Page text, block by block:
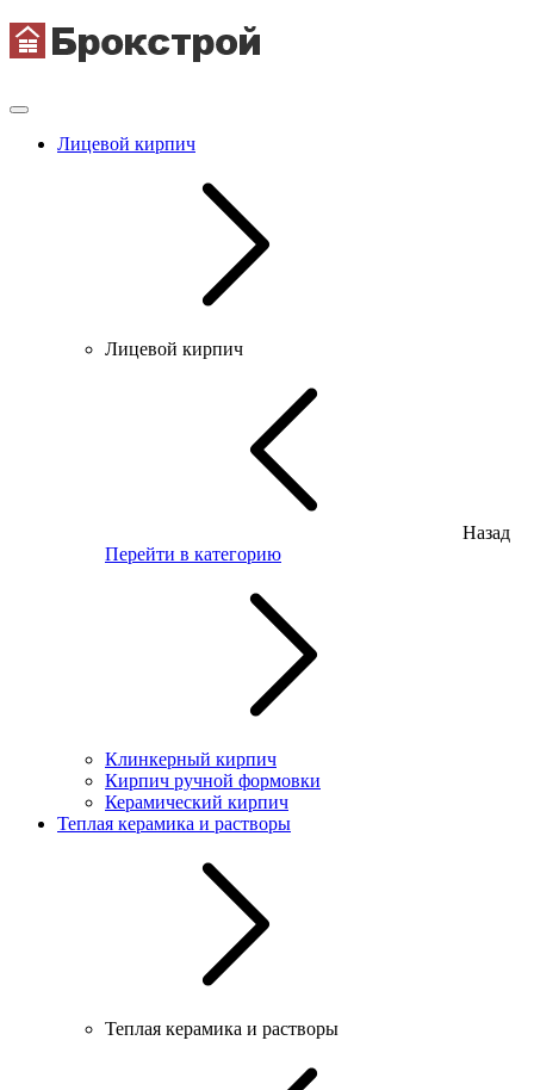
Лицевой кирпич
Лицевой кирпич
Назад
Перейти в категорию
Клинкерный кирпич
Кирпич ручной формовки
Керамический кирпич
Теплая керамика и растворы
Теплая керамика и растворы